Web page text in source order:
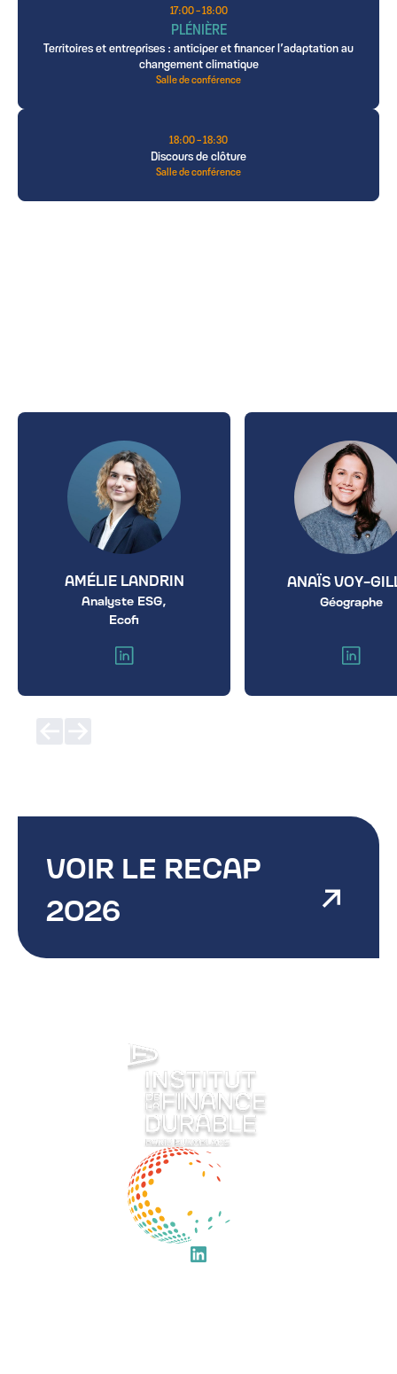
17:00 - 18:00
PLÉNIÈRE
Territoires et entreprises : anticiper et financer l’adaptation au
changement climatique
Salle de conférence
18:00 - 18:30
Discours de clôture
Salle de conférence
AMÉLIE LANDRIN
Analyste ESG,
Ecofi
ANAÏS VOY-
Géographe
VOIR LE RECAP
2026